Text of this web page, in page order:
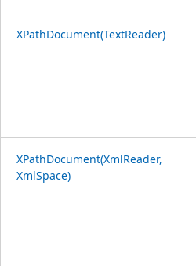
XPathDocument(TextReader)
XPathDocument(XmlReader,
XmlSpace)